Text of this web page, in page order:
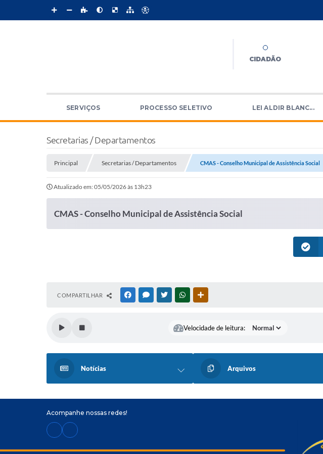
CIDADÃO
SERVIÇOS PROCESSO SELETIVO LEI ALDIR BLANC...
Secretarias / Departamentos
Principal Secretarias / Departamentos CMAS - Conselho Municipal de Assistência Social
Atualizado em: 05/05/2026 às 13h23
CMAS - Conselho Municipal de Assistência Social
COMPARTILHAR FACEBOOKMESSENGER
TWITTERWHATSAPP
Velocidade de leitura:
Notícias Arquivos
Acompanhe nossas redes!